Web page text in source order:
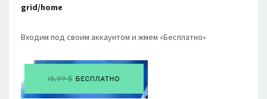
grid/home
Входим под своим аккаунтом и жмем «Бесплатно»